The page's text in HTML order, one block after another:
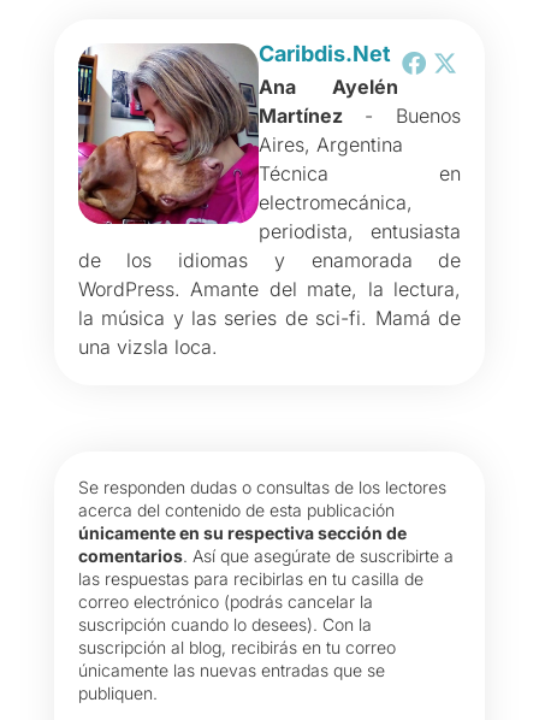
Caribdis.Net
Ana Ayelén
Martínez- Buenos
Aires, Argentina
Técnica en
electromecánica,
periodista, entusiasta
de los idiomas y enamorada de
WordPress. Amante del mate, la lectura,
la música y las series de sci-fi. Mamá de
una vizsla loca.
Se responden dudas o consultas de los lectores
acerca del contenido de esta publicación
únicamente en su respectiva sección de
comentarios. Así que asegúrate de suscribirte a
las respuestas para recibirlas en tu casilla de
correo electrónico (podrás cancelar la
suscripción cuando lo desees). Con la
suscripción al blog, recibirás en tu correo
únicamente las nuevas entradas que se
publiquen.